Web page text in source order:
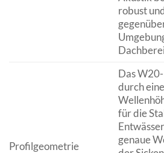
robust
Profilgeometrie
Das
durch
für die
genaue